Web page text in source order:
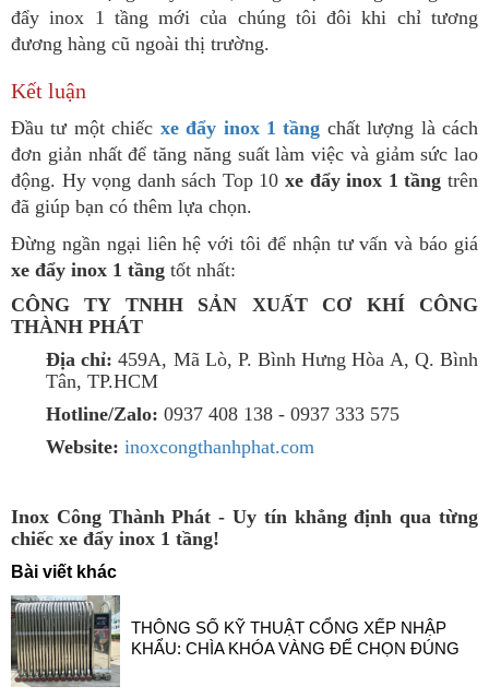
đẩy inox 1 tầng mới của chúng tôi đôi khi chỉ tương
đương hàng cũ ngoài thị trường.
Kết luận
Đầu tư một chiếc xe đẩy inox 1 tầng chất lượng là cách
đơn giản nhất để tăng năng suất làm việc và giảm sức lao
động. Hy vọng danh sách Top 10xe đẩy inox 1 tầng trên
đã giúp bạn có thêm lựa chọn.
Đừng ngần ngại liên hệ với tôi để nhận tư vấn và báo giá
xe đẩy inox 1 tầng tốt nhất:
CÔNG TY TNHH SẢN XUẤT CƠ KHÍ CÔNG
THÀNH PHÁT
Địa chỉ: 459A, Mã Lò, P. Bình Hưng Hòa A, Q. Bình
Tân, TP.HCM
Hotline/Zalo: 0937 408 138 - 0937 333 575
Website: inoxcongthanhphat.com
Inox Công Thành Phát - Uy tín khẳng định qua từng
chiếc xe đẩy inox 1 tầng!
Bài viết khác
THÔNG SỐ KỸ THUẬT CỔNG XẾP NHẬP
KHẨU: CHÌA KHÓA VÀNG ĐỂ CHỌN ĐÚNG